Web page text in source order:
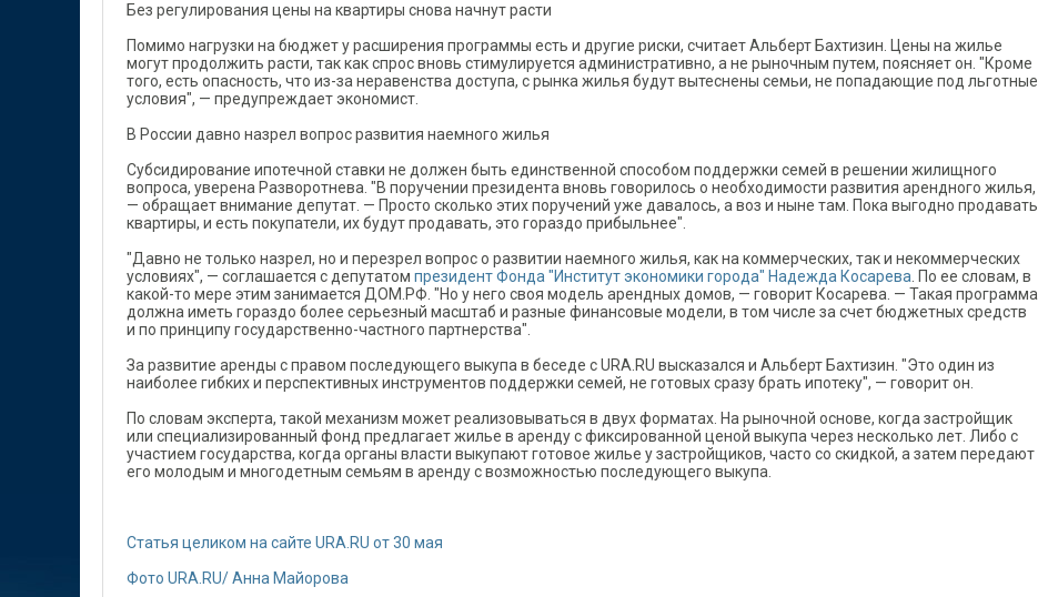
Без регулирования цены на квартиры снова начнут расти
Помимо нагрузки на бюджет у расширения программы есть и другие риски, считает Альберт Бахтизин. Цены на жилье
могут продолжить расти, так как спрос вновь стимулируется административно, а не рыночным путем, поясняет он. "Кроме
того, есть опасность, что из-за неравенства доступа, с рынка жилья будут вытеснены семьи, не попадающие под льготные
условия", — предупреждает экономист.
В России давно назрел вопрос развития наемного жилья
Субсидирование ипотечной ставки не должен быть единственной способом поддержки семей в решении жилищного
вопроса, уверена Разворотнева. "В поручении президента вновь говорилось о необходимости развития арендного жилья,
— обращает внимание депутат. — Просто сколько этих поручений уже давалось, а воз и ныне там. Пока выгодно продавать
квартиры, и есть покупатели, их будут продавать, это гораздо прибыльнее".
"Давно не только назрел, но и перезрел вопрос о развитии наемного жилья, как на коммерческих, так и некоммерческих
условиях", — соглашается с депутатом президент Фонда "Институт экономики города" Надежда Косарева . По ее словам, в
какой-то мере этим занимается ДОМ.РФ. "Но у него своя модель арендных домов, — говорит Косарева. — Такая программа
должна иметь гораздо более серьезный масштаб и разные финансовые модели, в том числе за счет бюджетных средств
и по принципу государственно-частного партнерства".
За развитие аренды с правом последующего выкупа в беседе с URA.RU высказался и Альберт Бахтизин. "Это один из
наиболее гибких и перспективных инструментов поддержки семей, не готовых сразу брать ипотеку", — говорит он.
По словам эксперта, такой механизм может реализовываться в двух форматах. На рыночной основе, когда застройщик
или специализированный фонд предлагает жилье в аренду с фиксированной ценой выкупа через несколько лет. Либо с
участием государства, когда органы власти выкупают готовое жилье у застройщиков, часто со скидкой, а затем передают
его молодым и многодетным семьям в аренду с возможностью последующего выкупа.
Статья целиком на сайте URA.RU от 30 мая
Фото URA.RU/ Анна Майорова